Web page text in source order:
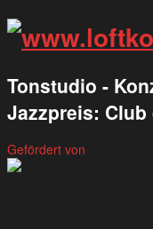
Tonstudio -
Jazzpreis: Club
Gefördert von